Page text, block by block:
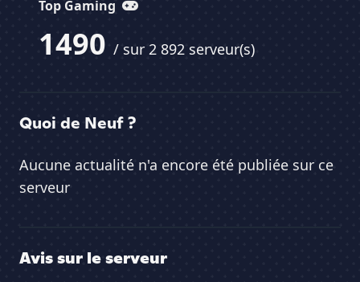
Top Gaming
1490 / sur 2 892 serveur(s)
Quoi de Neuf ?
Aucune actualité n'a encore été publiée sur ce
serveur
Avis sur le serveur